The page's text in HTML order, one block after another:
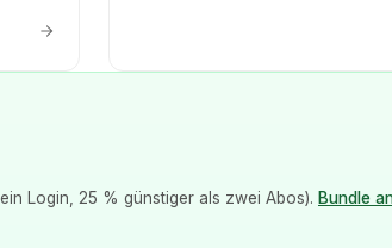
Login, 25 % günstiger als zwei Abos). Bundle